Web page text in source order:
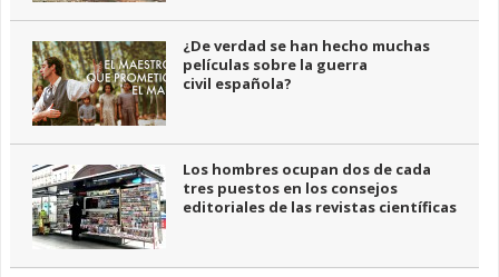
¿De verdad se han hecho muchas
películas sobre la guerra
civil española?
Los hombres ocupan dos de cada
tres puestos en los consejos
editoriales de las revistas científicas